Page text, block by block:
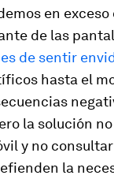
en
de las
de sentir
hasta el
la solución
y no
la